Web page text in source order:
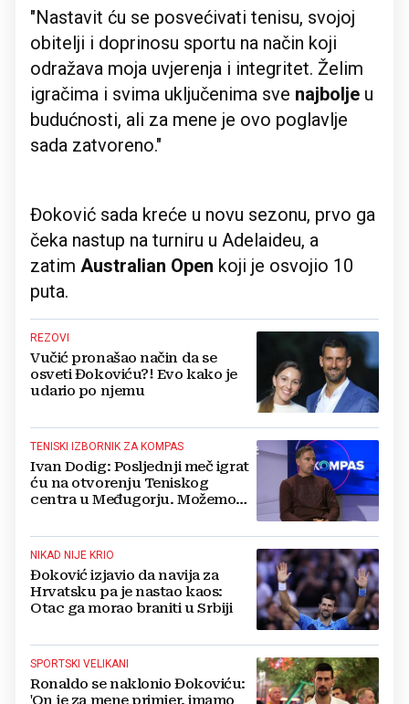
"Nastavit ću se posvećivati tenisu, svojoj
obitelji i doprinosu sportu na način koji
odražava moja uvjerenja i integritet. Želim
igračima i svima uključenima sve najbolje u
budućnosti, ali za mene je ovo poglavlje
sada zatvoreno."
Đoković sada kreće u novu sezonu, prvo ga
čeka nastup na turniru u Adelaideu, a
zatim Australian Open koji je osvojio 10
puta.
REZOVI
Vučić pronašao način da se
osveti Đokoviću?! Evo kako je
udario po njemu
TENISKI IZBORNIK ZA KOMPAS
Ivan Dodig: Posljednji meč igrat
ću na otvorenju Teniskog
centra u Međugorju. Možemo
naših krajeva
NIKAD NIJE KRIO
Đoković izjavio da navija za
Hrvatsku pa je nastao kaos:
Otac ga morao braniti u Srbiji
SPORTSKI VELIKANI
Ronaldo se naklonio Đokoviću:
'On je za mene primjer, imamo